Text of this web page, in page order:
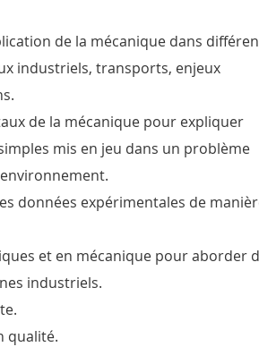
de la mécanique dans
industriels, transports, enjeux
de la mécanique pour expliquer
mis en jeu dans un problème
données expérimentales de
et en mécanique pour aborder
industriels.
qualité.